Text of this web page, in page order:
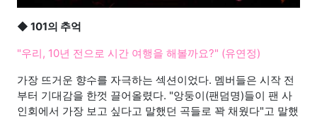
◆ 101의 추억
"우리, 10년 전으로 시간 여행을 해볼까요?" (유연정)
가장 뜨거운 향수를 자극하는 섹션이었다. 멤버들은 시작 전
부터 기대감을 한껏 끌어올렸다. "앙둥이(팬덤명)들이 팬 사
인회에서 가장 보고 싶다고 말했던 곡들로 꽉 채웠다"고 말했